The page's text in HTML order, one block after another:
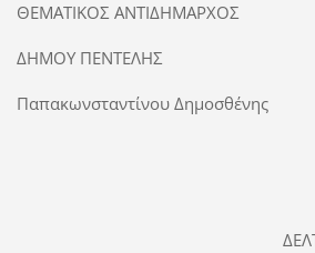
ΘΕΜΑΤΙΚΟΣ ΑΝΤΙΔΗΜΑΡΧΟΣ
ΔΗΜΟΥ ΠΕΝΤΕΛΗΣ
Παπακωνσταντίνου Δημοσθένης
ΔΕΛΤΙΟ